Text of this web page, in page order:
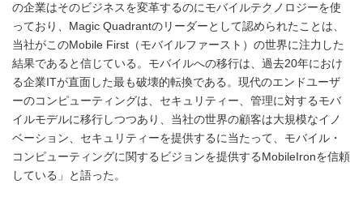
の企業はそのビジネスを変革するのにモバイルテクノロジーを使
っており、Magic Quadrantのリーダーとして認められたことは、
当社がこのMobile First（モバイルファースト）の世界に注力した
結果であると信じている。モバイルへの移行は、過去20年におけ
る企業ITが直面した最も破壊的転換である。現代のエンドユーザ
ーのコンピューティングは、セキュリティー、管理に対するモバ
イルモデルに移行しつつあり、当社の世界の顧客は大規模なイノ
ベーション、セキュリティーを提供するに当たって、モバイル・
コンピューティングに関するビジョンを提供するMobileIronを信頼
している」と語った。